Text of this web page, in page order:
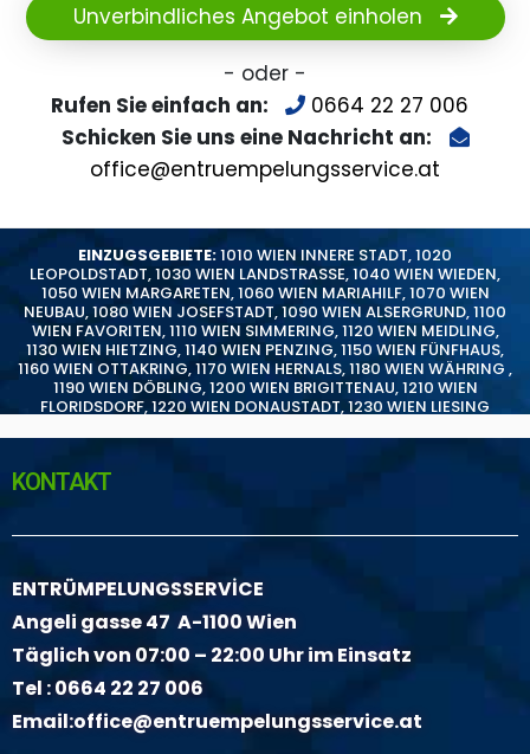
Unverbindliches Angebot einholen
- oder -
Rufen Sie einfach an:
0664 22 27 006
Schicken Sie uns eine Nachricht an:
office@entruempelungsservice.at
EINZUGSGEBIETE:1010 WIEN INNERE STADT,1020
LEOPOLDSTADT,1030 WIEN LANDSTRASSE,1040 WIEN WIEDEN,
1050 WIEN MARGARETEN,1060 WIEN MARIAHILF,1070 WIEN
NEUBAU,1080 WIEN JOSEFSTADT,1090 WIEN ALSERGRUND,1100
WIEN FAVORITEN,1110 WIEN SIMMERING,1120 WIEN MEIDLING,
1130 WIEN HIETZING,1140 WIEN PENZING,1150 WIEN FÜNFHAUS,
1160 WIEN OTTAKRING,1170 WIEN HERNALS,1180 WIEN WÄHRING ,
1190 WIEN DÖBLING,1200 WIEN BRIGITTENAU,1210 WIEN
FLORIDSDORF,1220 WIEN DONAUSTADT,1230 WIEN LIESING
KONTAKT
ENTRÜMPELUNGSSERVİCE
Angeli gasse 47 A-1100 Wien
Täglich von 07:00 – 22:00 Uhr im Einsatz
Tel :0664 22 27 006
Email:office@entruempelungsservice.at